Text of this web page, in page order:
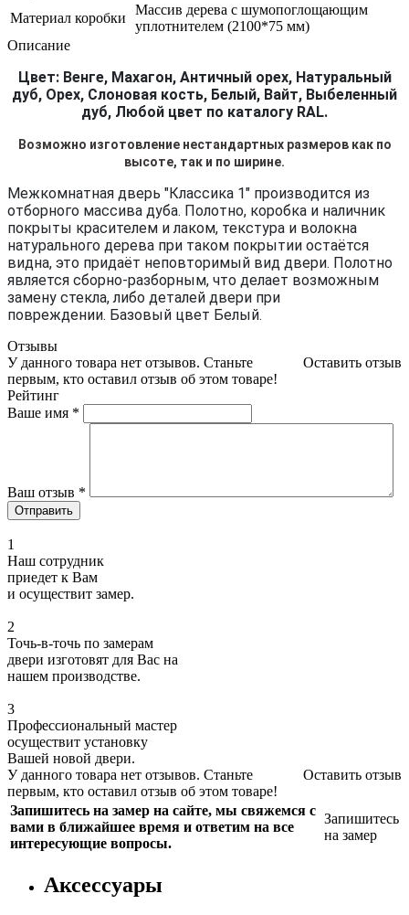
Материал коробки
Массив дерева с шумопоглощающим
уплотнителем (2100*75 мм)
Описание
Цвет: Венге, Махагон, Античный орех, Натуральный
дуб, Орех, Слоновая кость, Белый, Вайт, Выбеленный
дуб, Любой цвет по каталогу RAL.
Возможно изготовление нестандартных размеров как по
высоте, так и по ширине.
Межкомнатная дверь "Классика 1" производится из
отборного массива дуба. Полотно, коробка и наличник
покрыты красителем и лаком, текстура и волокна
натурального дерева при таком покрытии остаётся
видна, это придаёт неповторимый вид двери. Полотно
является сборно-разборным, что делает возможным
замену стекла, либо деталей двери при
повреждении. Базовый цвет Белый.
Отзывы
Оставить отзыв
У данного товара нет отзывов. Станьте
первым, кто оставил отзыв об этом товаре!
Рейтинг
Ваше имя *
Ваш отзыв *
1
Наш сотрудник
приедет к Вам
и осуществит замер.
2
Точь-в-точь по замерам
двери изготовят для Вас на
нашем производстве.
3
Профессиональный мастер
осуществит установку
Вашей новой двери.
Оставить отзыв
У данного товара нет отзывов. Станьте
первым, кто оставил отзыв об этом товаре!
Запишитесь на замер на сайте, мы свяжемся с
вами в ближайшее время и ответим на все
интересующие вопросы.
Запишитесь
на замер
Аксессуары